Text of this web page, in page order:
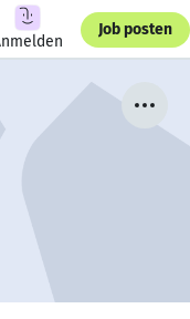
Job posten